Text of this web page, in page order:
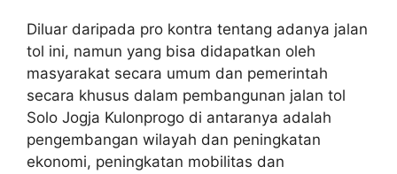
Diluar daripada pro kontra tentang adanya jalan
tol ini, namun yang bisa didapatkan oleh
masyarakat secara umum dan pemerintah
secara khusus dalam pembangunan jalan tol
Solo Jogja Kulonprogo di antaranya adalah
pengembangan wilayah dan peningkatan
ekonomi, peningkatan mobilitas dan